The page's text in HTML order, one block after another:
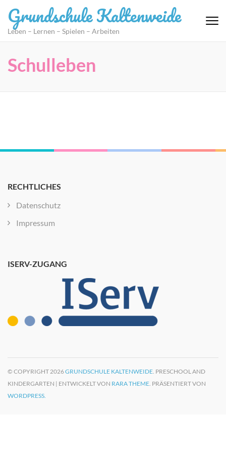
Inhalt
springen
Grundschule Kaltenweide
Leben – Lernen – Spielen – Arbeiten
Schulleben
RECHTLICHES
Datenschutz
Impressum
ISERV-ZUGANG
© COPYRIGHT 2026GRUNDSCHULE KALTENWEIDE . PRESCHOOL AND
KINDERGARTEN | ENTWICKELT VON RARA THEME . PRÄSENTIERT VON
WORDPRESS.